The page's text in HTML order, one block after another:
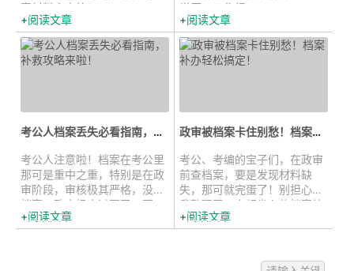
案材料审查往...
阅读文章
学历、工作经...
阅读文章
考公人档案丢失必看指南，补救攻略...
考公人注意啦！档案在考公里
那可是重中之重，特别是在政
审阶段，审核极其严格，没有
档案，政审根本过不了。要
是...
阅读文章
政审被档案卡住别愁！档案补办轻松...
考公、考编的宝子们，在政审
前查档案，要是发现材料缺
失，那可就完蛋了！别担心，
我整理了一套超省心的档案补
办...
阅读文章